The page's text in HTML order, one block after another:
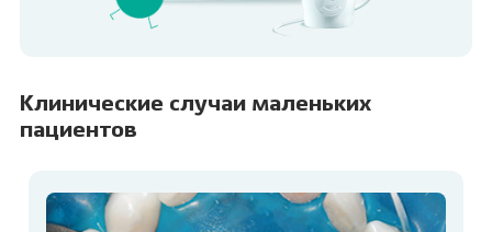
Клинические случаи маленьких
пациентов